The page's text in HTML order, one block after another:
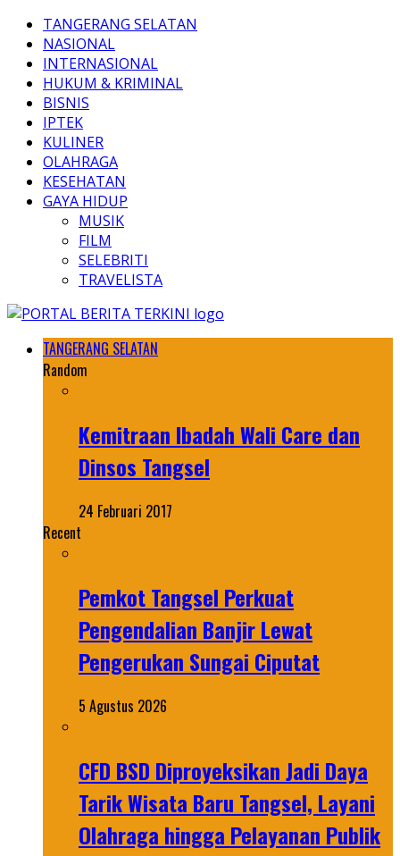
TANGERANG SELATAN
NASIONAL
INTERNASIONAL
HUKUM & KRIMINAL
BISNIS
IPTEK
KULINER
OLAHRAGA
KESEHATAN
GAYA HIDUP
MUSIK
FILM
SELEBRITI
TRAVELISTA
TANGERANG SELATAN
Random
Kemitraan Ibadah Wali Care dan
Dinsos Tangsel
24 Februari 2017
Recent
Pemkot Tangsel Perkuat
Pengendalian Banjir Lewat
Pengerukan Sungai Ciputat
5 Agustus 2026
CFD BSD Diproyeksikan Jadi Daya
Tarik Wisata Baru Tangsel, Layani
Olahraga hingga Pelayanan Publik